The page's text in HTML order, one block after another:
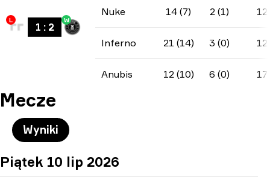
L
1 : 2
W
Nuke 14 (7) 2 (1) 12
Inferno 21 (14) 3 (0) 12
Anubis 12 (10) 6 (0) 17
Mecze
Wyniki
Piątek 10 lip 2026